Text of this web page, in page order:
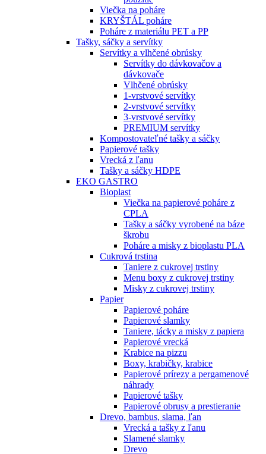
Viečka na poháre
KRYŠTÁL poháre
Poháre z materiálu PET a PP
Tašky, sáčky a servítky
Servítky a vlhčené obrúsky
Servítky do dávkovačov a
dávkovače
Vlhčené obrúsky
1-vrstvové servítky
2-vrstvové servítky
3-vrstvové servítky
PREMIUM servítky
Kompostovateľné tašky a sáčky
Papierové tašky
Vrecká z ľanu
Tašky a sáčky HDPE
EKO GASTRO
Bioplast
Viečka na papierové poháre z
CPLA
Tašky a sáčky vyrobené na báze
škrobu
Poháre a misky z bioplastu PLA
Cukrová trstina
Taniere z cukrovej trstiny
Menu boxy z cukrovej trstiny
Misky z cukrovej trstiny
Papier
Papierové poháre
Papierové slamky
Taniere, tácky a misky z papiera
Papierové vrecká
Krabice na pizzu
Boxy, krabičky, krabice
Papierové prírezy a pergamenové
náhrady
Papierové tašky
Papierové obrusy a prestieranie
Drevo, bambus, slama, ľan
Vrecká a tašky z ľanu
Slamené slamky
Drevo